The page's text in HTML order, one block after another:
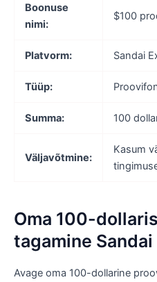
Boonuse
nimi:
$100
Platvorm: Sandai
Tüüp:
Summa: 100
Väljavõtmine:
Kasum
Oma 100-
tagamine
Avage oma 100-dollarine